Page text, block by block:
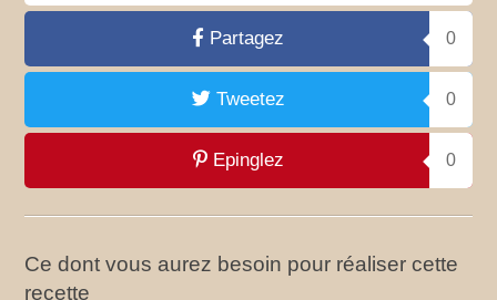
Partagez 0
Tweetez 0
Epinglez 0
Ce dont vous aurez besoin pour réaliser cette
recette